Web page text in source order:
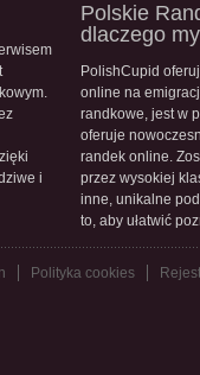
i
Polskie
dlaczego
PolishCupid
online na
randkowe, jest w
oferuje
randek online.
przez wysokiej
inne, unikalne
to, aby ułatwić
Polityka cookies